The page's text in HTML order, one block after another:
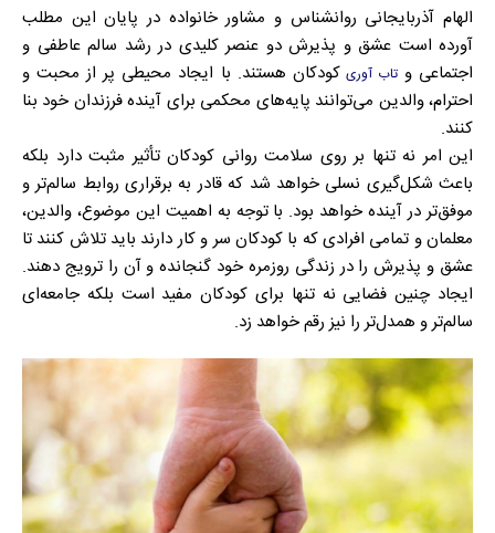
الهام آذربایجانی روانشناس و مشاور خانواده در پایان این مطلب
آورده است عشق و پذیرش دو عنصر کلیدی در رشد سالم عاطفی و
اجتماعی وتاب آوریکودکان هستند. با ایجاد محیطی پر از محبت و
احترام، والدین می‌توانند پایه‌های محکمی برای آینده فرزندان خود بنا
کنند.
این امر نه تنها بر روی سلامت روانی کودکان تأثیر مثبت دارد بلکه
باعث شکل‌گیری نسلی خواهد شد که قادر به برقراری روابط سالم‌تر و
موفق‌تر در آینده خواهد بود. با توجه به اهمیت این موضوع، والدین،
معلمان و تمامی افرادی که با کودکان سر و کار دارند باید تلاش کنند تا
عشق و پذیرش را در زندگی روزمره خود گنجانده و آن را ترویج دهند.
ایجاد چنین فضایی نه تنها برای کودکان مفید است بلکه جامعه‌ای
سالم‌تر و همدل‌تر را نیز رقم خواهد زد.